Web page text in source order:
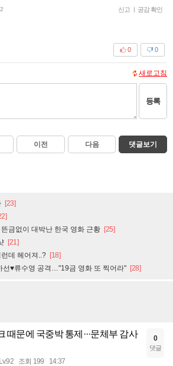
신고 | 공감 확인
0
0
새로고침
등록
이전 다음 댓글보기
[23]
금없이 대박난 한국 영화 근황 [25]
[21]
데 헤어져..? [18]
선♥류수영 공격…"19금 영화 또 찍어라" [28]
때문에 국중박 통제···문체부 감사
Lv.92 조회 199 14:37
0
댓글